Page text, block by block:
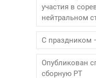
участия в
нейтральном
С праздником
Опубликован
сборную РТ